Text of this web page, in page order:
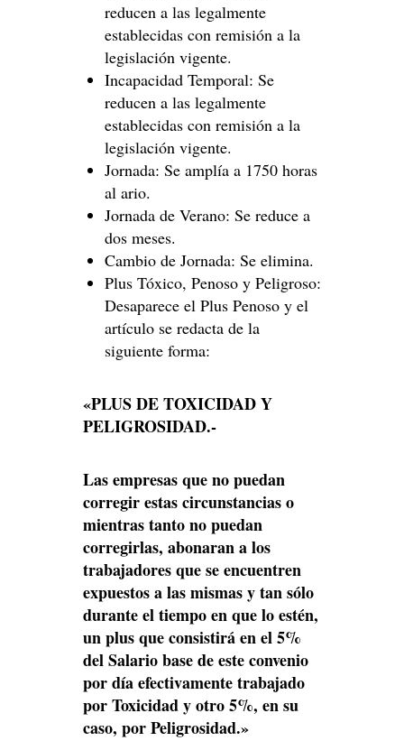
reducen a las legalmente
establecidas con remisión a la
legislación vigente.
Incapacidad Temporal: Se
reducen a las legalmente
establecidas con remisión a la
legislación vigente.
Jornada: Se amplía a 1750 horas
al ario.
Jornada de Verano: Se reduce a
dos meses.
Cambio de Jornada: Se elimina.
Plus Tóxico, Penoso y Peligroso:
Desaparece el Plus Penoso y el
artículo se redacta de la
siguiente forma:
«PLUS DE TOXICIDAD Y
PELIGROSIDAD.-
Las empresas que no puedan
corregir estas circunstancias o
mientrastanto no puedan
corregirlas, abonaran a los
trabajadores que se encuentren
expuestos a las mismas y tan sólo
durante el tiempo en que lo estén,
unplus que consistirá en el 5%
del Salario base de este convenio
por díaefectivamente trabajado
por Toxicidad y otro 5%, en su
caso, porPeligrosidad.»